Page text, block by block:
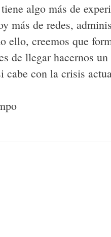
algo más de
más de redes,
ello, creemos que
de llegar hacernos
cabe con la crisis